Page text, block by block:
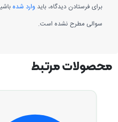
فرستادن دیدگاه، بایدوارد شده باشید.
مطرح نشده است.
مرتبط